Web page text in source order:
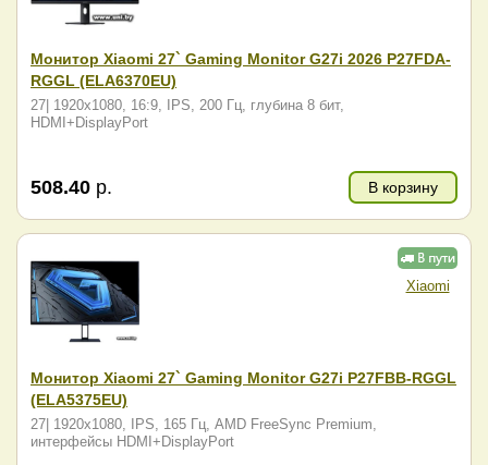
Монитор Xiaomi 27` Gaming Monitor G27i 2026 P27FDA-
RGGL (ELA6370EU)
27| 1920x1080, 16:9, IPS, 200 Гц, глубина 8 бит,
HDMI+DisplayPort
508.40 р. В корзину
Xiaomi
Монитор Xiaomi 27` Gaming Monitor G27i P27FBB-RGGL
(ELA5375EU)
27| 1920x1080, IPS, 165 Гц, AMD FreeSync Premium,
интерфейсы HDMI+DisplayPort